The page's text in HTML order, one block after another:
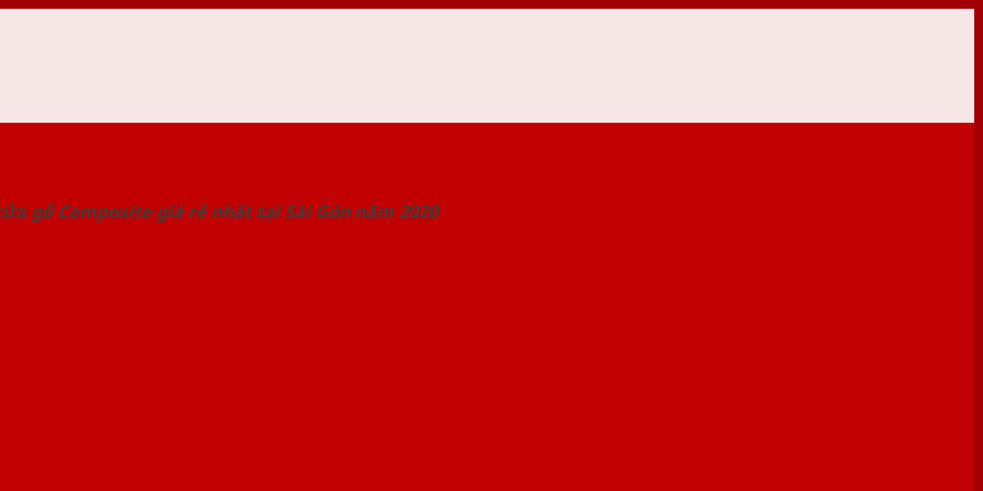
gỗ Composite giá rẻ nhất tại Sài Gòn năm 2020